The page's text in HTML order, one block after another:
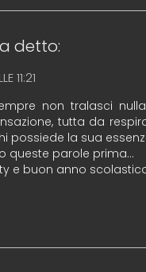
detto:
11:21
non tralasci
tutta da
possiede la sua
queste parole prima…
e buon anno